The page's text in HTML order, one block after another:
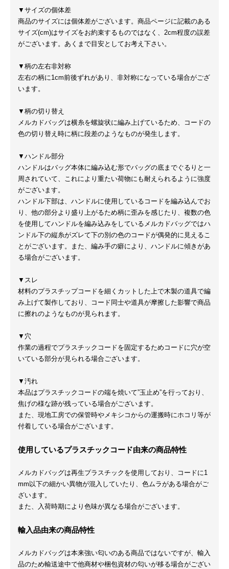
▼サイズの個体差
商品のサイズには個体差がございます。商品ページに記載のある
サイズ(cm)はサイズをお約束するものではなく、2cm程度の誤差
がございます。あくまで目安としてお考え下さい。
▼柄の左右非対称
左右の柄に1cm前後ずれがあり、非対称になっている場合がござ
います。
▼柄の切り替え
メルカドバッグは横糸を螺旋状に編み上げているため、コードの
色の切り替え時に柄に段差のようなものが発生します。
▼ハンドル部分
ハンドルはバッグ本体に編み込む形でバッグの底までぐるりと一
周されていて、これにより重たい荷物にも耐えられるように強度
がございます。
ハンドル下部は、ハンドルに使用しているコードを編み込んでお
り、他の部分より盛り上がるため柄に歪みを感じたり、複数の色
を使用してハンドルを編み込みをしているメルカドバッグではハ
ンドル下の縦糸がズレて下の別の色のコードが偶発的に見えるこ
とがございます。また、編み手の癖により、ハンドルに傾きがあ
る場合がございます。
▼スレ
材料のプラスチップコードを細くカットした上で木製の道具で編
み上げて製作しており、コード同士や道具が摩擦した影響で商品
に擦れのようなものが見られます。
▼穴
作業の過程でプラスチックコードを固定するためコードに穴が空
いている部分が見られる場合ございます。
▼汚れ
本品はプラスチックコードの端を焼いて”玉止め”を行っており、
焦げの様な跡が残っている場合がございます。
また、現地工房での保管時やメキシコからの運搬時にホコリ等が
付着している場合がございます。
使用しているプラスチックコード由来の商品特性
メルカドバッグは再生プラスチックを使用しており、コードに1
mm以下の細かい異物が混入していたり、色ムラがある場合がご
ざいます。
また、入荷時期により色味が異なる場合がございます。
輸入品由来の商品特性
メルカドバッグは本来強い匂いのある商品ではないですが、輸入
品のため輸送途中で他商材や梱包資材の匂いが移る場合がござい